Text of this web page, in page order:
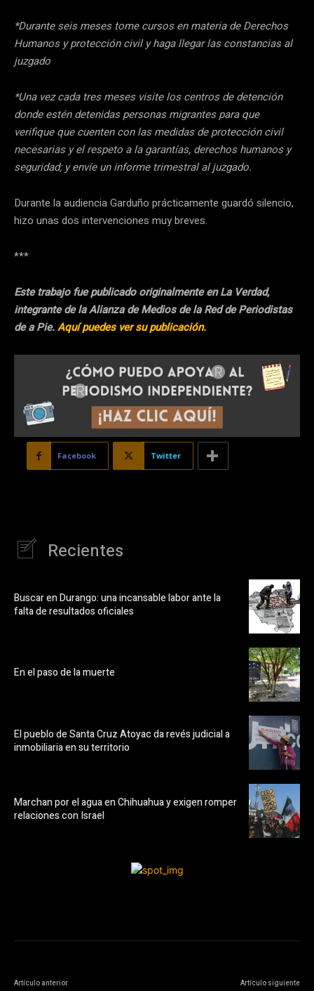
*Durante seis meses tome cursos en materia de Derechos
Humanos y protección civil y haga llegar las constancias al
juzgado
*Una vez cada tres meses visite los centros de detención
donde estén detenidas personas migrantes para que
verifique que cuenten con las medidas de protección civil
necesarias y el respeto a la garantías, derechos humanos y
seguridad; y envíe un informe trimestral al juzgado.
Durante la audiencia Garduño prácticamente guardó silencio,
hizo unas dos intervenciones muy breves.
***
Este trabajo fue publicado originalmente en La Verdad,
integrante de la Alianza de Medios de la Red de Periodistas
de a Pie.Aquí puedes ver su publicación.
Facebook Twitter
Recientes
Buscar en Durango: una incansable labor ante la
falta de resultados oficiales
En el paso de la muerte
El pueblo de Santa Cruz Atoyac da revés judicial a
inmobiliaria en su territorio
Marchan por el agua en Chihuahua y exigen romper
relaciones con Israel
Artículo anterior Artículo siguiente